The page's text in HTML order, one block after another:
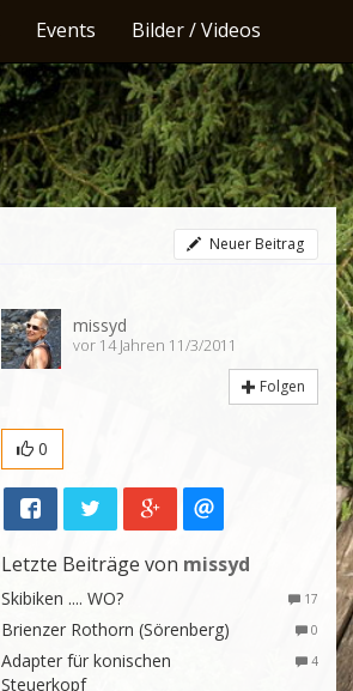
Events Bilder / Videos
Neuer Beitrag
missyd
vor 14 Jahren 11/3/2011
Folgen
0
Letzte Beiträge von missyd
Skibiken .... WO? 17
Brienzer Rothorn (Sörenberg) 0
Adapter für konischen
Steuerkopf
4